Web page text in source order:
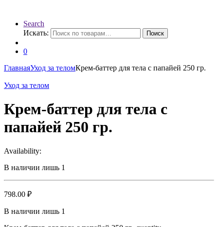
Search
Искать:
Поиск
0
ГлавнаяУход за теломКрем-баттер для тела с папайей 250 гр.
Уход за телом
Крем-баттер для тела с
папайей 250 гр.
Availability:
В наличии лишь 1
798.00 ₽
В наличии лишь 1